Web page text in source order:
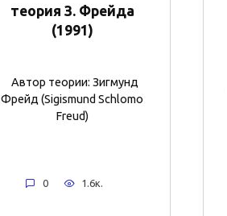
теория З. Фрейда
(1991)
Автор теории: Зигмунд
Фрейд (Sigismund Schlomo
Freud)
0 1.6к.